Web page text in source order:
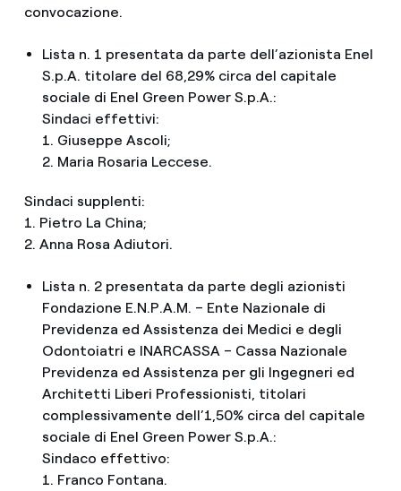
convocazione.
Lista n. 1 presentata da parte dell’azionista Enel
S.p.A. titolare del 68,29% circa del capitale
sociale di Enel Green Power S.p.A.:
Sindaci effettivi:
1. Giuseppe Ascoli;
2. Maria Rosaria Leccese.
Sindaci supplenti:
1. Pietro La China;
2. Anna Rosa Adiutori.
Lista n. 2 presentata da parte degli azionisti
Fondazione E.N.P.A.M. – Ente Nazionale di
Previdenza ed Assistenza dei Medici e degli
Odontoiatri e INARCASSA – Cassa Nazionale
Previdenza ed Assistenza per gli Ingegneri ed
Architetti Liberi Professionisti, titolari
complessivamente dell’1,50% circa del capitale
sociale di Enel Green Power S.p.A.:
Sindaco effettivo:
1. Franco Fontana.